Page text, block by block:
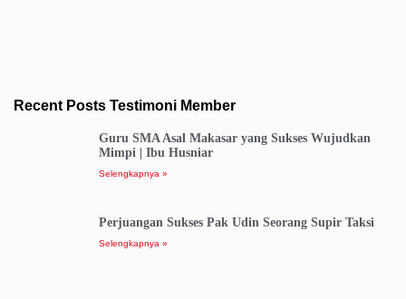
Recent Posts Testimoni Member
Guru SMA Asal Makasar yang Sukses Wujudkan
Mimpi | Ibu Husniar
Selengkapnya »
Perjuangan Sukses Pak Udin Seorang Supir Taksi
Selengkapnya »